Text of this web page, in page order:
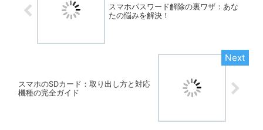
スマホパスワード解除の裏ワザ：あな
たの悩みを解決！
スマホのSDカード：取り出し方と対応
機種の完全ガイド